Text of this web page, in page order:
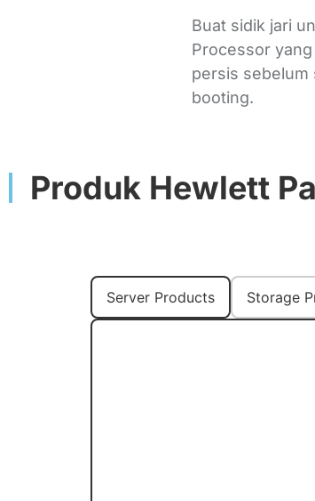
Buat sidik jari
Processor
persis sebelum
booting.
Produk Hewlett
Server Products Storage